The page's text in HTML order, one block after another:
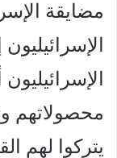
مضايقة
محصولاتهم
يتركوا لهم